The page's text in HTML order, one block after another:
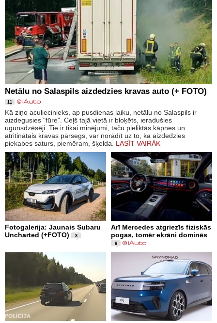
Netālu no Salaspils aizdedzies kravas auto (+ FOTO)
11
Kā ziņo aculiecinieks, ap pusdienas laiku, netālu no Salaspils ir
aizdegusies "fūre". Ceļš tajā vietā ir bloķēts, ieradušies
ugunsdzēsēji. Tie ir tikai minējumi, taču pieliktās kāpnes un
atritinātais kravas pārsegs, var norādīt uz to, ka aizdedzies
piekabes saturs, piemēram, šķelda. LASĪT VAIRĀK
Fotogalerija: Jaunais Subaru
Uncharted (+FOTO)
3
Arī Mercedes atgriezīs fiziskās
pogas, tomēr ekrāni dominēs
6